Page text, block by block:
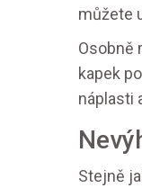
můžete
Osobně
kapek
náplasti
Stejně